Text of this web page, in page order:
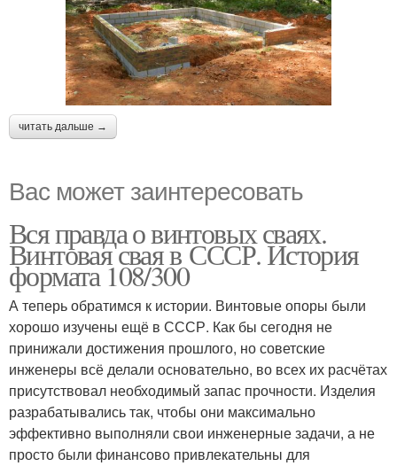
читать дальше →
Вас может заинтересовать
Вся правда о винтовых сваях.
Винтовая свая в СССР. История
формата 108/300
А теперь обратимся к истории. Винтовые опоры были
хорошо изучены ещё в СССР. Как бы сегодня не
принижали достижения прошлого, но советские
инженеры всё делали основательно, во всех их расчётах
присутствовал необходимый запас прочности. Изделия
разрабатывались так, чтобы они максимально
эффективно выполняли свои инженерные задачи, а не
просто были финансово привлекательны для